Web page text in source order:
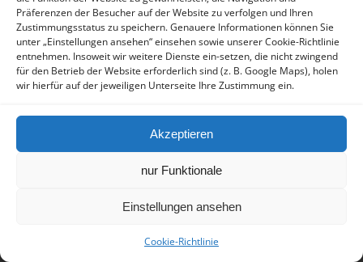
Präferenzen der Besucher auf der Website zu verfolgen und Ihren
Zustimmungsstatus zu speichern. Genauere Informationen können Sie
unter „Einstellungen ansehen“ einsehen sowie unserer Cookie-Richtlinie
entnehmen. Insoweit wir weitere Dienste ein-setzen, die nicht zwingend
für den Betrieb der Website erforderlich sind (z. B. Google Maps), holen
wir hierfür auf der jeweiligen Unterseite Ihre Zustimmung ein.
Akzeptieren
nur Funktionale
Einstellungen ansehen
Cookie-Richtlinie
Hinweis
Diese Website dient allein zu Ihrer Information. Ich möchte ausdrücklich darauf hinweisen,
dass damit keinerlei Heilversprechen verbunden sind. Insoweit bleibt auch das
• Tel.: 0 52 04 / 889 779 • E-Mail:info@naturheilpraxispietsch.deneue
Zweitpraxis in Steinhagen: Praxis für klassische Homöopathie •
Dorotheenstraße 2, 33803 Steinhagen • Tel.: 0 52 04 / 889 779 • E-Mail:
info@naturheilpraxispietsch.de
Datenschutz